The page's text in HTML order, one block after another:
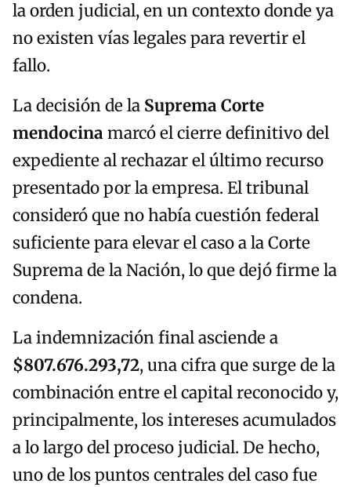
la orden judicial, en un contexto donde ya
no existen vías legales para revertir el
fallo.
La decisión de la Suprema Corte
mendocinamarcó el cierre definitivo del
expediente al rechazar el último recurso
presentado por la empresa. El tribunal
consideró que no había cuestión federal
suficiente para elevar el caso a la Corte
Suprema de la Nación, lo que dejó firme la
condena.
La indemnización final asciende a
$807.676.293,72, una cifra que surge de la
combinación entre el capital reconocido y,
principalmente, los intereses acumulados
a lo largo del proceso judicial. De hecho,
uno de los puntos centrales del caso fue